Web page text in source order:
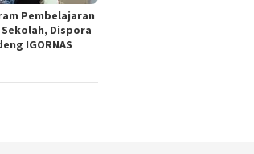
Pembelajaran
Dispora
IGORNAS